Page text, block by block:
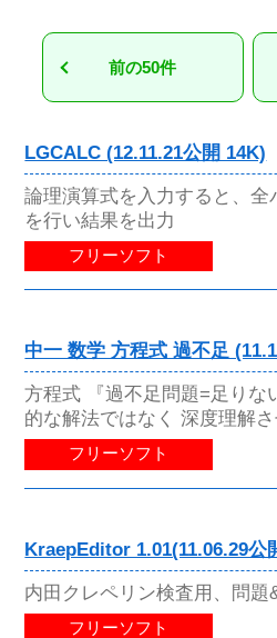
前の50件
LGCALC (12.11.21公開 14K)
論理演算式を入力すると、
を行い結果を出力
フリーソフト
中一 数学 方程式 過不足
方程式 『過不足問題=足りな
的な解法ではなく 深度理解
フリーソフト
KraepEditor 1.01(11.06.29公
内田クレペリン検査用、問題
フリーソフト